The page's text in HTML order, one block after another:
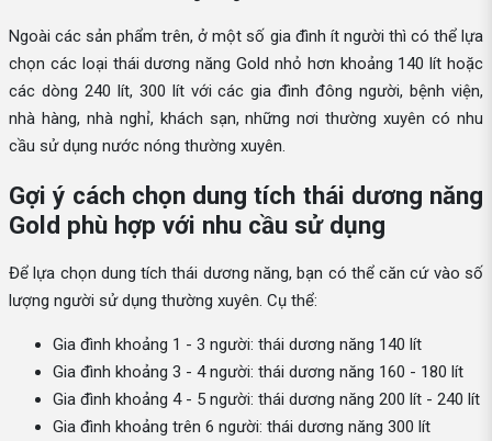
Ngoài các sản phẩm trên, ở một số gia đình ít người thì có thể lựa
chọn các loại thái dương năng Gold nhỏ hơn khoảng 140 lít hoặc
các dòng 240 lít, 300 lít với các gia đình đông người, bệnh viện,
nhà hàng, nhà nghỉ, khách sạn, những nơi thường xuyên có nhu
cầu sử dụng nước nóng thường xuyên.
Gợi ý cách chọn dung tích thái dương năng
Gold phù hợp với nhu cầu sử dụng
Để lựa chọn dung tích thái dương năng, bạn có thể căn cứ vào số
lượng người sử dụng thường xuyên. Cụ thể:
Gia đình khoảng 1 - 3 người: thái dương năng 140 lít
Gia đình khoảng 3 - 4 người: thái dương năng 160 - 180 lít
Gia đình khoảng 4 - 5 người: thái dương năng 200 lít - 240 lít
Gia đình khoảng trên 6 người: thái dương năng 300 lít